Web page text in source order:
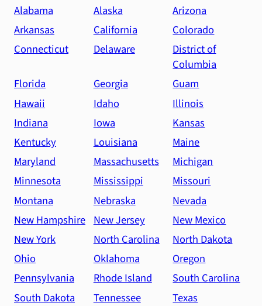
Alabama Alaska
Arizona
Arkansas
California
Colorado
Connecticut
Delaware
District of
Columbia
Florida
Georgia
Guam
Hawaii
Idaho
Illinois
Indiana
Iowa
Kansas
Kentucky
Louisiana
Maine
Maryland
Massachusetts
Michigan
Minnesota
Mississippi
Missouri
Montana
Nebraska
Nevada
New Hampshire New Jersey
New Mexico
New York
North Carolina
North Dakota
Ohio
Oklahoma
Oregon
Pennsylvania
Rhode Island
South Carolina
South Dakota
Tennessee
Texas